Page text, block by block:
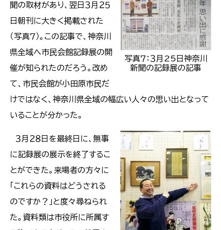
写真７：３月25日神奈川
新聞の記録展の記事
聞の取材があり、翌日３月２５
日朝刊に大きく掲載された
（写真７）。この記事で、神奈川
県全域へ市民会館記録展の開
催が知られたのだろう。改め
て、市民会館が小田原市民だ
けではなく、神奈川県全域の幅広い人々の思い出となって
いることが分かった。
３月２８日を最終日に、無事
に記録展の展示を終了するこ
とができた。来場者の方々に
「これらの資料はどうされる
のですか？」と度々尋ねられ
た。資料類は市役所に所属す